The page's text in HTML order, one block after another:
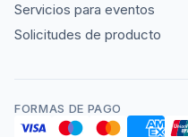
Servicios para eventos
Solicitudes de producto
FORMAS DE PAGO